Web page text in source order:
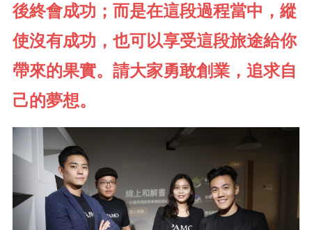
後終會成功；而是在這段過程當中，縱
使沒有成功，也可以享受這段旅途給你
帶來的果實。請大家勇敢創業，追求自
己的夢想。